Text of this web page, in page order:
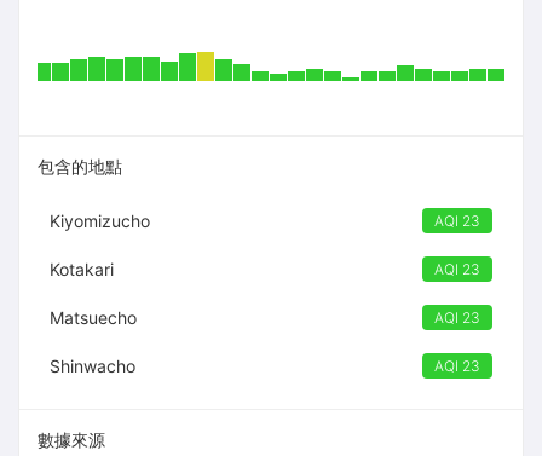
包含的地點
Kiyomizucho AQI 23
Kotakari AQI 23
Matsuecho AQI 23
Shinwacho AQI 23
數據來源